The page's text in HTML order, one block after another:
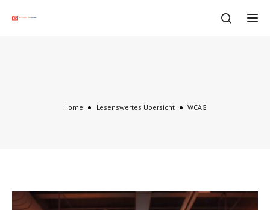
Home Lesenswertes Übersicht WCAG